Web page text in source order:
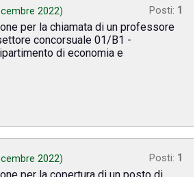
2022) Posti: 1
per la chiamata di un professore
concorsuale 01/B1 -
di economia e
2022) Posti: 1